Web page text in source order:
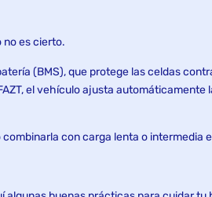
no es cierto.
(BMS), que protege las celdas
el vehículo ajusta automáticamente
con carga lenta o intermedia